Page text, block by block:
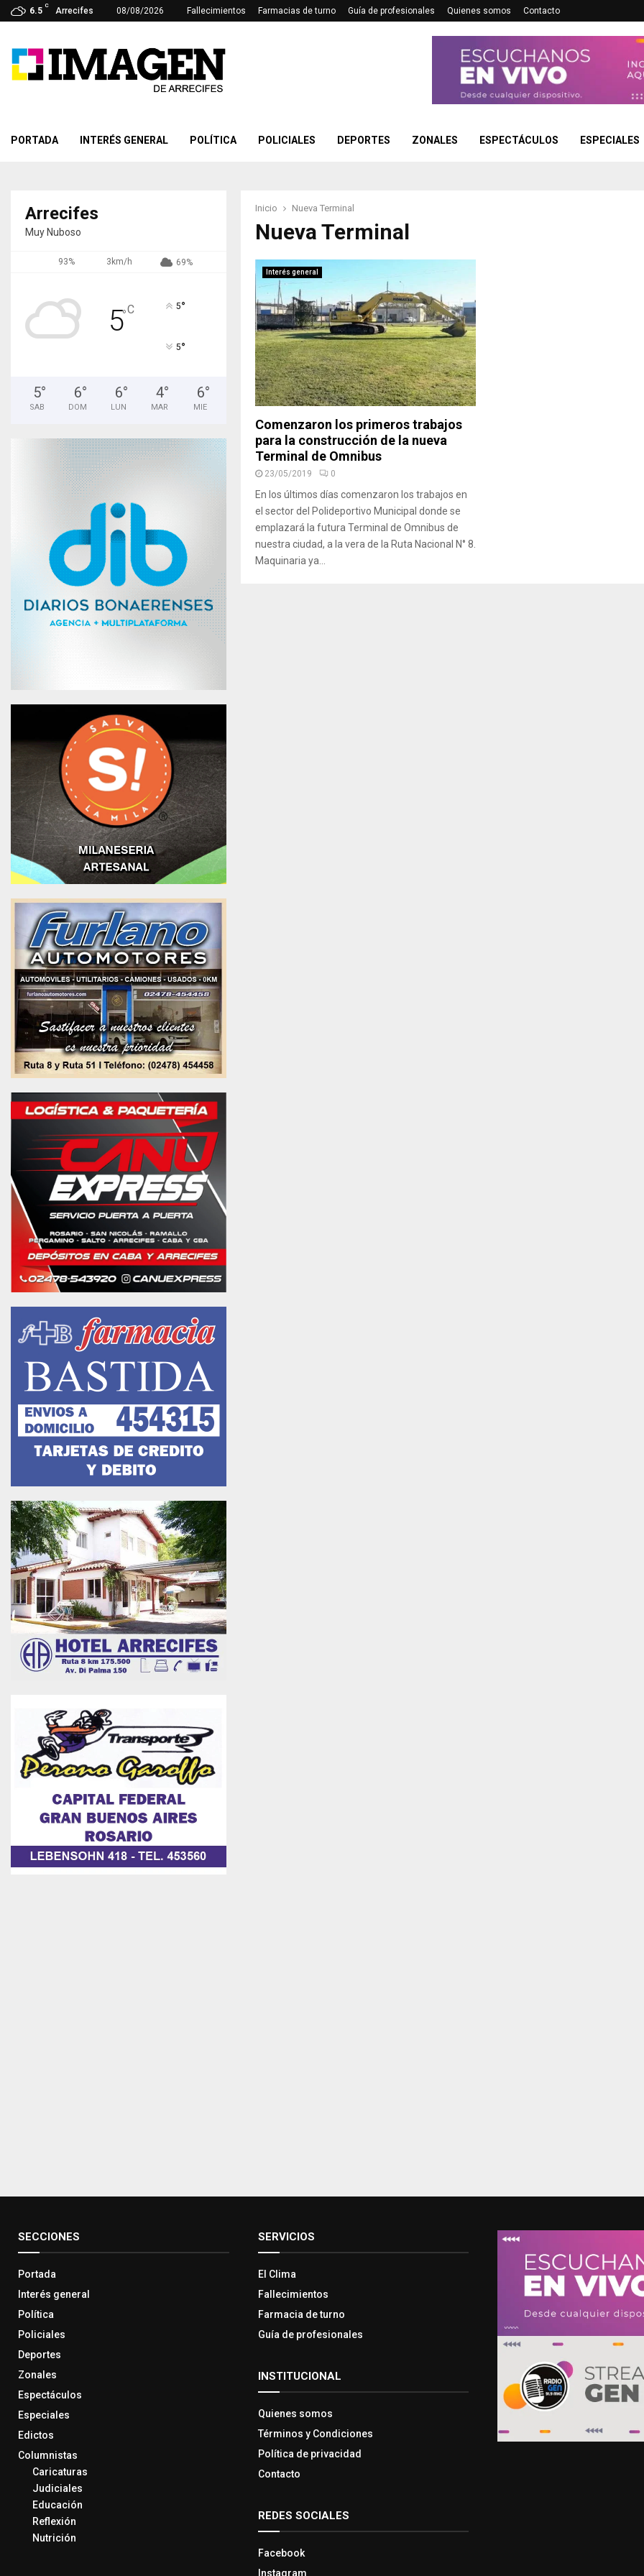
6.5
C
Arrecifes 08/08/2026 Fallecimientos Farmacias de turno Guía de profesionales Quienes somos Contacto
PORTADA INTERÉS GENERAL POLÍTICA POLICIALES DEPORTES ZONALES ESPECTÁCULOS ESPECIALES
Inicio Nueva Terminal
Nueva Terminal
Interés general
Comenzaron los primeros trabajos
para la construcción de la nueva
Terminal de Omnibus
23/05/2019 0
En los últimos días comenzaron los trabajos en
el sector del Polideportivo Municipal donde se
emplazará la futura Terminal de Omnibus de
nuestra ciudad, a la vera de la Ruta Nacional N° 8.
Maquinaria ya...
Arrecifes
Muy Nuboso
93% 3km/h 69%
5°C 5°
5°
5°
SAB
6°
DOM
6°
LUN
4°
MAR
6°
MIE
SECCIONES
Portada
Interés general
Política
Policiales
Deportes
Zonales
Espectáculos
Especiales
Edictos
Columnistas
Caricaturas
Judiciales
Educación
Reflexión
Nutrición
SERVICIOS
El Clima
Fallecimientos
Farmacia de turno
Guía de profesionales
INSTITUCIONAL
Quienes somos
Términos y Condiciones
Política de privacidad
Contacto
REDES SOCIALES
Facebook
Instagram